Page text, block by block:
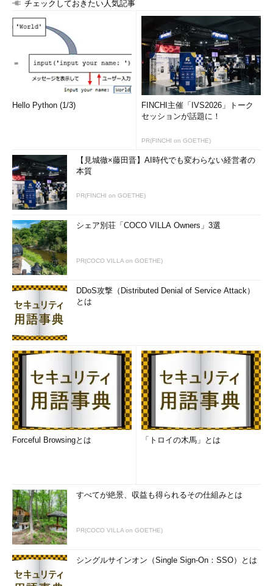
チェックしておきたい人気記事
Hello Python (1/3)
FINCHI主催「IVS2026」トーク
セッションが話題に！
PR(FINCHI on GOETHE)
【見城徹×藤田晋】AI時代でも変わらない経営者の
本質
PR(FINCHI on GOETHE)
シェア別荘「COCO VILLA Owners」3選
PR(COCO VILLA on GOETHE)
DDoS攻撃（Distributed Denial of Service Attack）
とは
Forceful Browsingとは 「トロイの木馬」とは
すべてが絶景、収益も得られるその仕組みとは
PR(COCO VILLA on GOETHE)
シングルサインオン（Single Sign-On：SSO）とは